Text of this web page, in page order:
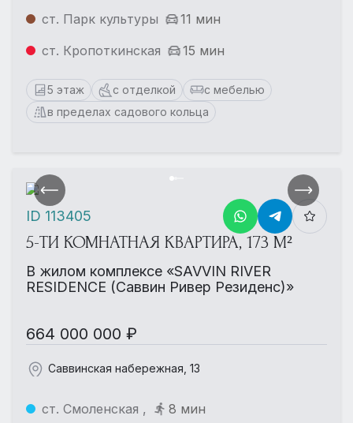
ст. Парк культуры
11 мин
ст. Кропоткинская
15 мин
5 этаж с отделкой
с мебелью
в пределах садового кольца
5-ТИ КОМНАТНАЯ КВАРТИРА, 173 М²
В жилом комплексе «SAVVIN RIVER
RESIDENCE (Саввин Ривер Резиденс)»
664 000 000 ₽
Саввинская набережная, 13
ст. Смоленская ,
8 мин
ID 113405